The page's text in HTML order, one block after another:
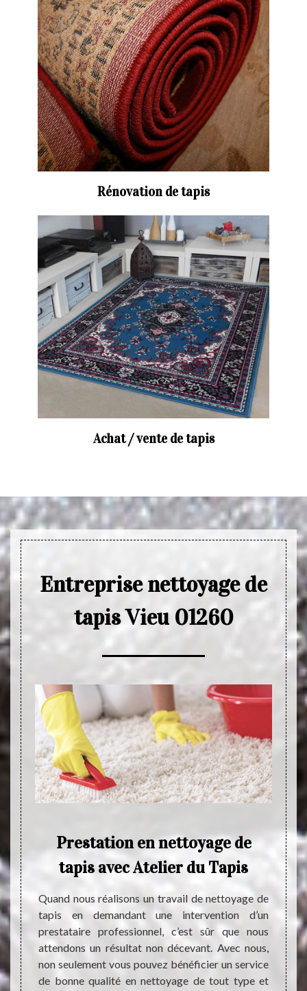
Rénovation de tapis
Achat / vente de tapis
Entreprise nettoyage de
tapis Vieu 01260
très
à
du
ne
il
Prestation en nettoyage de
tapis avec Atelier du Tapis
Quand nous réalisons un travail de nettoyage de
tapis en demandant une intervention d’un
prestataire professionnel, c’est sûr que nous
attendons un résultat non décevant. Avec nous,
non seulement vous pouvez bénéficier un service
de bonne qualité en nettoyage de tout type et
Le
être